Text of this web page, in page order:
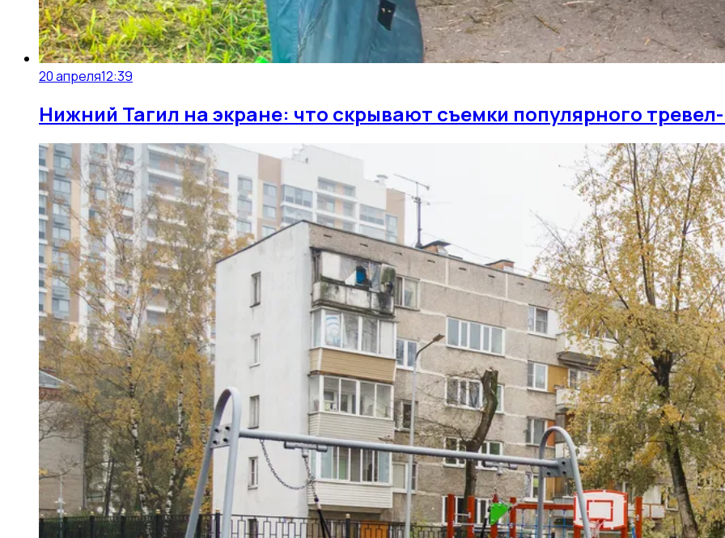
20 апреля12:39
Нижний Тагил на экране: что скрывают съемки популярного